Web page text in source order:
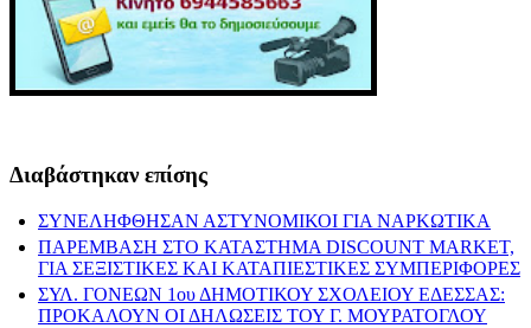
Διαβάστηκαν επίσης
ΣΥΝΕΛΗΦΘΗΣΑΝ ΑΣΤΥΝΟΜΙΚΟΙ ΓΙΑ ΝΑΡΚΩΤΙΚΑ
ΠΑΡΕΜΒΑΣΗ ΣΤΟ ΚΑΤΑΣΤΗΜΑ DISCOUNT MARKET,
ΓΙΑ ΣΕΞΙΣΤΙΚΕΣ ΚΑΙ ΚΑΤΑΠΙΕΣΤΙΚΕΣ ΣΥΜΠΕΡΙΦΟΡΕΣ
ΣΥΛ. ΓΟΝΕΩΝ 1ου ΔΗΜΟΤΙΚΟΥ ΣΧΟΛΕΙΟΥ ΕΔΕΣΣΑΣ:
ΠΡΟΚΑΛΟΥΝ ΟΙ ΔΗΛΩΣΕΙΣ ΤΟΥ Γ. ΜΟΥΡΑΤΟΓΛΟΥ